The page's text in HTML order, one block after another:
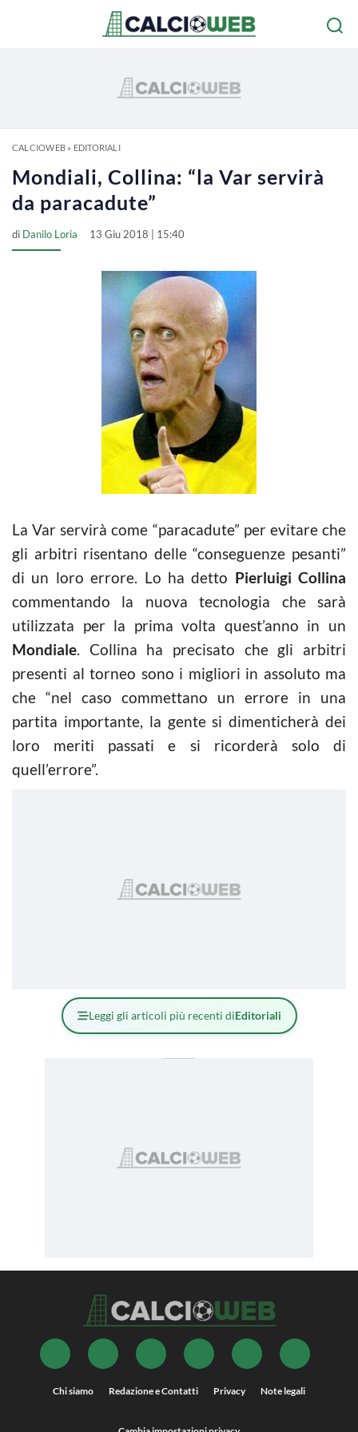
CALCIOWEB» EDITORIALI
Mondiali, Collina: “la Var servirà
da paracadute”
di Danilo Loria 13 Giu 2018 | 15:40
La Var servirà come “paracadute” per evitare che
gli arbitri risentano delle “conseguenze pesanti”
di un loro errore. Lo ha detto Pierluigi Collina
commentando la nuova tecnologia che sarà
utilizzata per la prima volta quest’anno in un
Mondiale. Collina ha precisato che gli arbitri
presenti al torneo sono i migliori in assoluto ma
che “nel caso commettano un errore in una
partita importante, la gente si dimenticherà dei
loro meriti passati e si ricorderà solo di
quell’errore”.
Leggi gli articoli più recenti diEditoriali
Chi siamo Redazione e Contatti Privacy Note legali